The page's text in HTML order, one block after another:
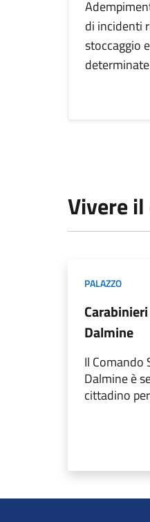
di incidenti
stoccaggio
Vivere
PALAZZO
Dalmine
Il Comando
Dalmine è
cittadino